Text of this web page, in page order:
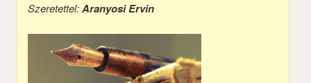
Szeretettel:Aranyosi Ervin